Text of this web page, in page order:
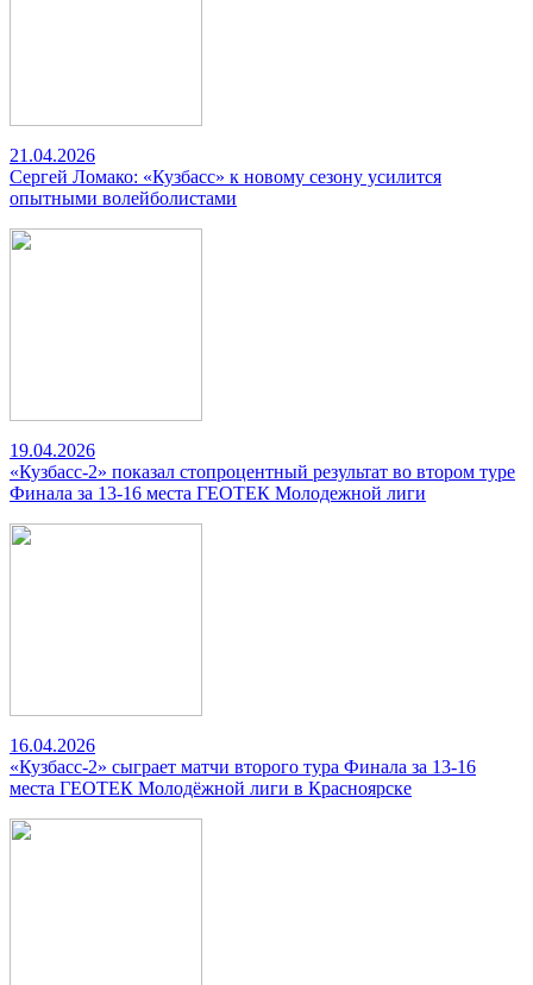
21.04.2026
Сергей Ломако: «Кузбасс» к новому сезону усилится
опытными волейболистами
19.04.2026
«Кузбасс-2» показал стопроцентный результат во втором туре
Финала за 13-16 места ГЕОТЕК Молодежной лиги
16.04.2026
«Кузбасс-2» сыграет матчи второго тура Финала за 13-16
места ГЕОТЕК Молодёжной лиги в Красноярске